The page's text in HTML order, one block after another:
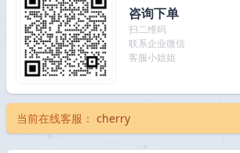
咨询下单
扫二维码
联系企业微信
客服小姐姐
当前在线客服： cherry